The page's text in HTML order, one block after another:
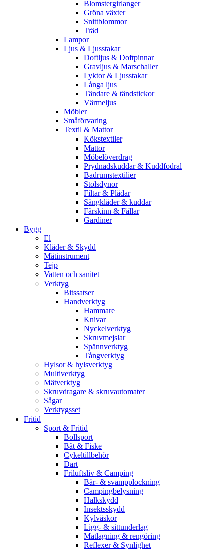
Blomstergirlanger
Gröna växter
Snittblommor
Träd
Lampor
Ljus & Ljusstakar
Doftljus & Doftpinnar
Gravljus & Marschaller
Lyktor & Ljusstakar
Långa ljus
Tändare & tändstickor
Värmeljus
Möbler
Småförvaring
Textil & Mattor
Kökstextiler
Mattor
Möbelöverdrag
Prydnadskuddar & Kuddfodral
Badrumstextilier
Stolsdynor
Filtar & Plädar
Sängkläder & kuddar
Fårskinn & Fällar
Gardiner
Bygg
El
Kläder & Skydd
Mätinstrument
Tejp
Vatten och sanitet
Verktyg
Bitssatser
Handverktyg
Hammare
Knivar
Nyckelverktyg
Skruvmejslar
Spännverktyg
Tångverktyg
Hylsor & hylsverktyg
Multiverktyg
Mätverktyg
Skruvdragare & skruvautomater
Sågar
Verktygsset
Fritid
Sport & Fritid
Bollsport
Båt & Fiske
Cykeltillbehör
Dart
Friluftsliv & Camping
Bär- & svampplockning
Campingbelysning
Halkskydd
Insektsskydd
Kylväskor
Ligg- & sittunderlag
Matlagning & rengöring
Reflexer & Synlighet